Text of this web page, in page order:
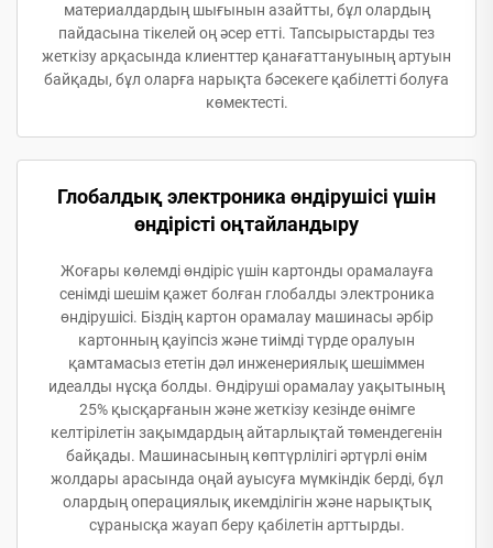
материалдардың шығынын азайтты, бұл олардың
пайдасына тікелей оң әсер етті. Тапсырыстарды тез
жеткізу арқасында клиенттер қанағаттануының артуын
байқады, бұл оларға нарықта бәсекеге қабілетті болуға
көмектесті.
Глобалдық электроника өндірушісі үшін
өндірісті оңтайландыру
Жоғары көлемді өндіріс үшін картонды орамалауға
сенімді шешім қажет болған глобалды электроника
өндірушісі. Біздің картон орамалау машинасы әрбір
картонның қауіпсіз және тиімді түрде оралуын
қамтамасыз ететін дәл инженериялық шешіммен
идеалды нұсқа болды. Өндіруші орамалау уақытының
25% қысқарғанын және жеткізу кезінде өнімге
келтірілетін зақымдардың айтарлықтай төмендегенін
байқады. Машинасының көптүрлілігі әртүрлі өнім
жолдары арасында оңай ауысуға мүмкіндік берді, бұл
олардың операциялық икемділігін және нарықтық
сұранысқа жауап беру қабілетін арттырды.